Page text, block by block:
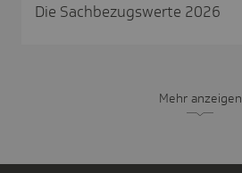
Die Sachbezugswerte 2026
Mehr anzeigen